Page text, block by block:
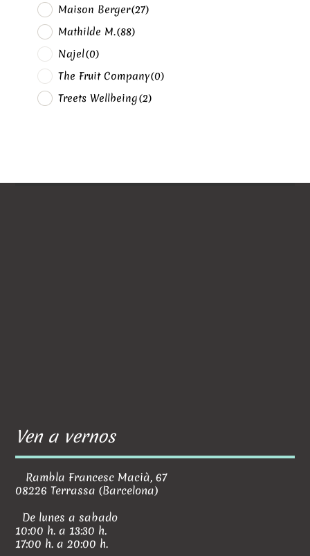
Maison Berger(27)
Mathilde M.(88)
Najel(0)
The Fruit Company(0)
Treets Wellbeing(2)
Ven a vernos
Rambla Francesc Macià, 67
08226 Terrassa (Barcelona)
De lunes a sabado
10:00 h. a 13:30 h.
17:00 h. a 20:00 h.